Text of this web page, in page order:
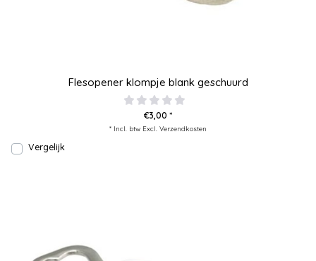
Flesopener klompje blank geschuurd
€3,00 *
* Incl. btw Excl. Verzendkosten
Vergelijk